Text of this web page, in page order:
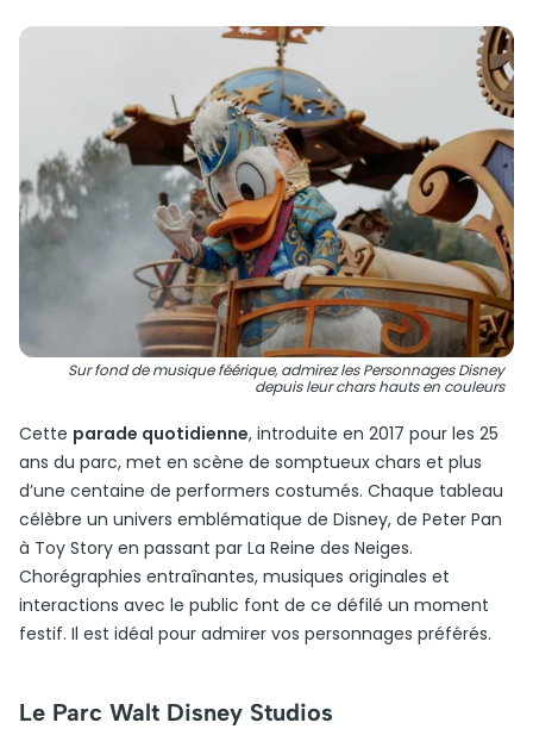
Sur fond de musique féérique, admirez les Personnages Disney
depuis leur chars hauts en couleurs
Cette parade quotidienne, introduite en 2017 pour les 25
ans du parc, met en scène de somptueux chars et plus
d’une centaine de performers costumés. Chaque tableau
célèbre un univers emblématique de Disney, de Peter Pan
à Toy Story en passant par La Reine des Neiges.
Chorégraphies entraînantes, musiques originales et
interactions avec le public font de ce défilé un moment
festif. Il est idéal pour admirer vos personnages préférés.
Le Parc Walt Disney Studios